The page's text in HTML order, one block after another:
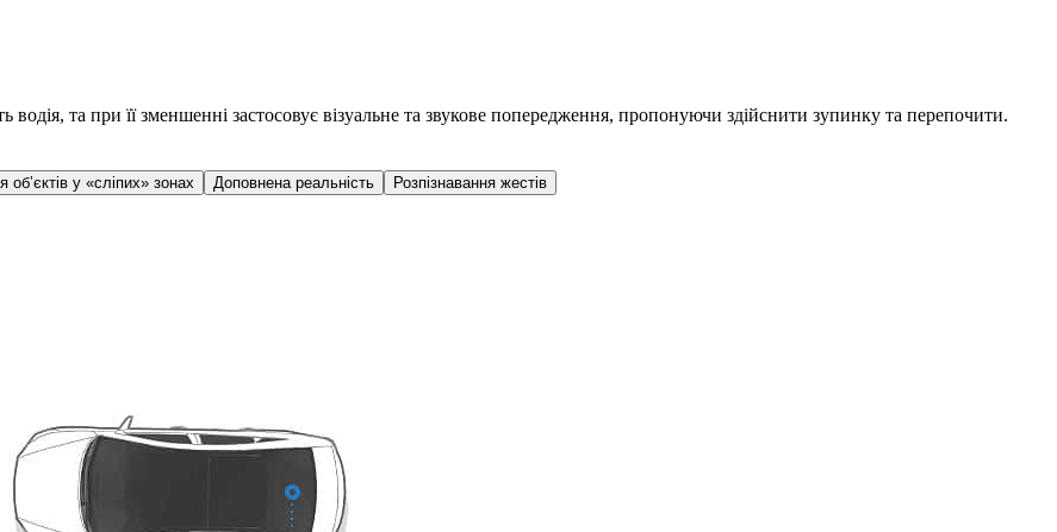
водія, та при її зменшенні застосовує візуальне та звукове попередження, пропонуючи здійснити зупинку та перепочити.
об’єктів у «сліпих» зонах Доповнена реальність Розпізнавання жестів